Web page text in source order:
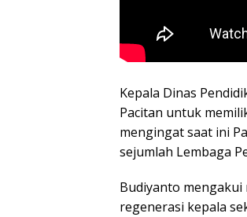
Kepala Dinas
Pacitan untuk
mengingat saat ini
sejumlah Lembaga
Budiyanto mengakui
regenerasi kepala